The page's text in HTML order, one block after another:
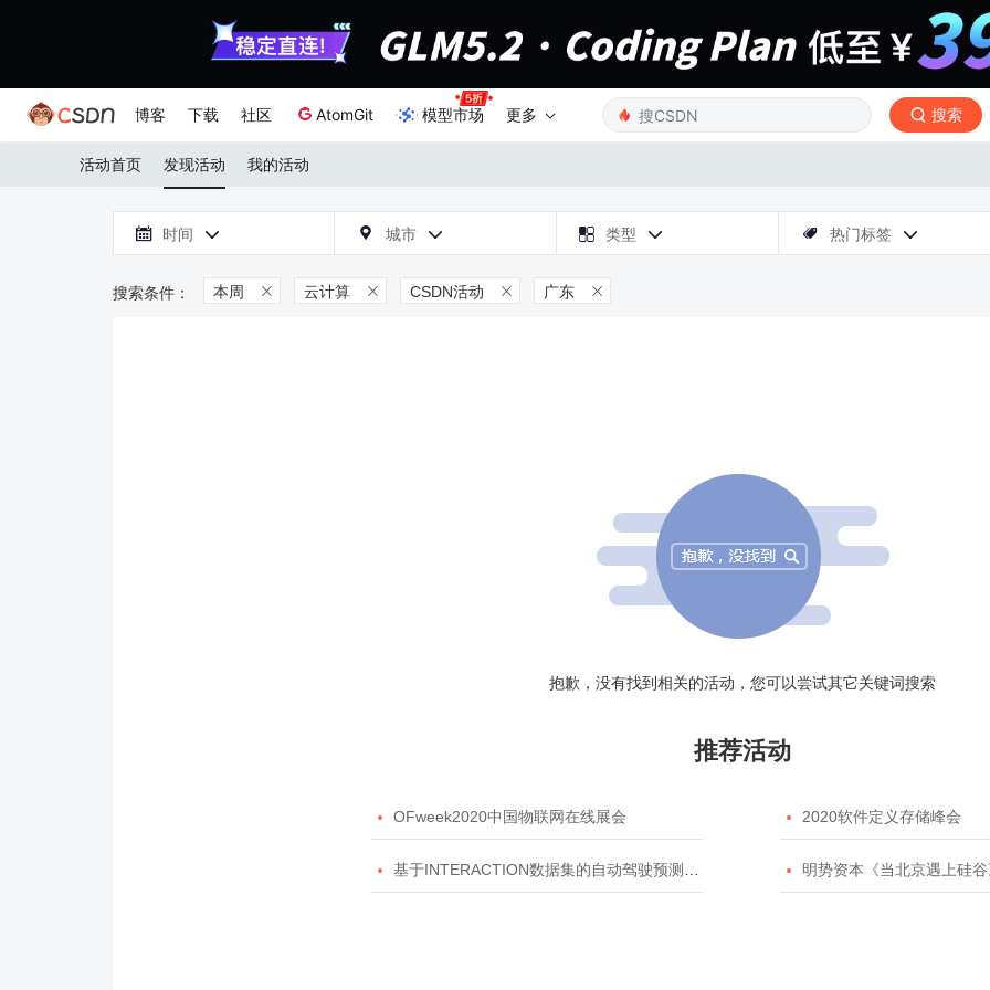
博客 下载 社区 AtomGit 模型市场 更多 搜索
活动首页 发现活动 我的活动
 时间   城市   类型   热门标签 
本周  云计算  CSDN活动  广东 
抱歉，没有找到相关的活动，您可以尝试其它关键词搜索
推荐活动
 OFweek2020中国物联网在线展会  2020软件定义存储峰会
 基于INTERACTION数据集的自动驾驶预测模型挑战赛  明势资本《当北京遇上硅谷》系列